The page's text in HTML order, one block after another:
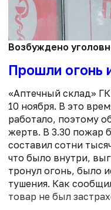
Возбуждено
Прошли огонь
«Аптечный склад»
10 ноября. В это
работало, поэтому
жертв. В 3.30 пожар
составил сотни
что было внутри,
тронул огонь, было
тушения. Как
товар не был